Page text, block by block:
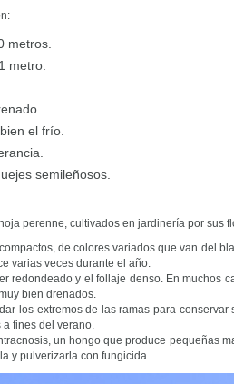
metros.
metro.
el frío.
semileñosos.
perenne, cultivados en jardinería por sus
de colores variados que van del
varias veces durante el año.
redondeado y el follaje denso. En muchos
bien drenados.
los extremos de las ramas para
fines del verano.
un hongo que produce pequeñas
y pulverizarla con fungicida.